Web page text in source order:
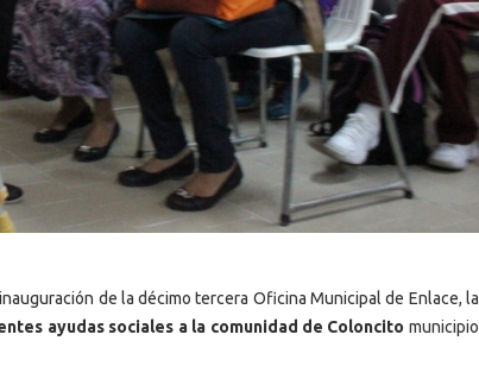
de la décimo tercera Oficina Municipal de Enlace, la
ayudas sociales a la comunidad de Coloncito municipio